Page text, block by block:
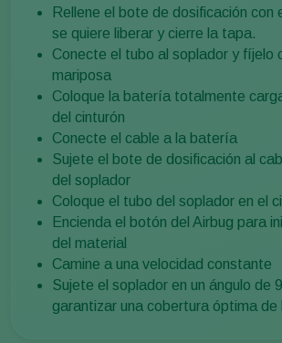
Rellene el bote de dosificación con
se quiere liberar y cierre la tapa.
Conecte el tubo al soplador y fíjelo
mariposa
Coloque la batería totalmente
del cinturón
Conecte el cable a la batería
Sujete el bote de dosificación al
del soplador
Coloque el tubo del soplador en el
Encienda el botón del Airbug para
del material
Camine a una velocidad constante
Sujete el soplador en un ángulo de
garantizar una cobertura óptima de